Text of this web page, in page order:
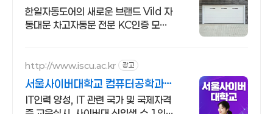
시공팀 AS전담팀운영
한일자동도어의 새로운 브랜드 Vild 자
동대문 차고자동문 전문 KC인증 모터
http://www.iscu.ac.kr 광고
서울사이버대학교 컴퓨터공학과
2026 가을학기 신편입생
IT인력 양성, IT 관련 국가 및 국제자격